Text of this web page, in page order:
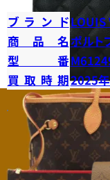
ブランドLOUIS
商品名ポルト
型番
買取時期2025